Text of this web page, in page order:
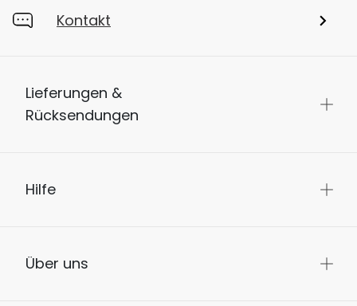
Kontakt
Lieferungen &
Rücksendungen
Hilfe
Über uns